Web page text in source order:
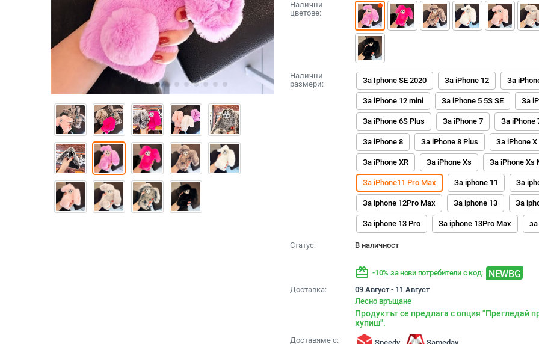
Налични
цветове:
Налични
размери:
За Iphone SE 2020 За iPhone 12 За
За iPhone 12 mini За iPhone 5 5S SE За
За iPhone 6S Plus За iPhone 7 За iPhone
За iPhone 8 За iPhone 8 Plus За iPhone X
За iPhone XR За iPhone Xs За iPhone Xs
За iPhone11 Pro Max За iphone 11 За
За iphone 12Pro Max За iphone 13 За
За iphone 13 Pro За iphone 13Pro Max
Статус: В наличност
redeem -10% за нови потребители с код: NEWBG
Доставка:
09 Август - 11 Август
Лесно връщане
Продуктът се предлага с опция "Прегледай
купиш".
Доставяме с: